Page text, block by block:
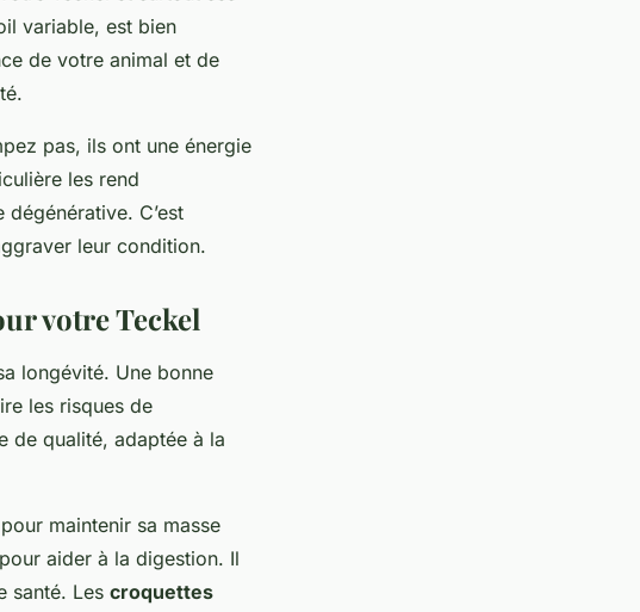
variable, est bien
de votre animal et de
pas, ils ont une énergie
les rend
C’est
leur condition.
votre Teckel
longévité. Une bonne
les risques de
de qualité, adaptée à la
pour maintenir sa masse
aider à la digestion. Il
santé. Les croquettes